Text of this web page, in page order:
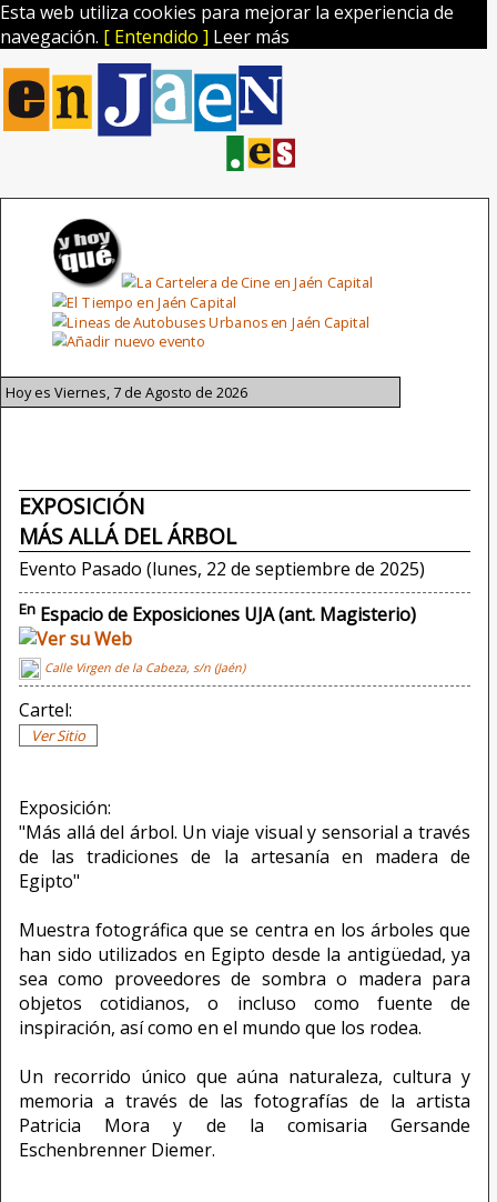
Esta web utiliza cookies para mejorar la experiencia de
navegación. [ Entendido ] Leer más
Hoy es Viernes, 7 de Agosto de 2026
EXPOSICIÓN
MÁS ALLÁ DEL ÁRBOL
Evento Pasado (lunes, 22 de septiembre de 2025)
En Espacio de Exposiciones UJA (ant. Magisterio)
Calle Virgen de la Cabeza, s/n (Jaén)
Cartel:
Ver Sitio
Exposición:
"Más allá del árbol. Un viaje visual y sensorial a través
de las tradiciones de la artesanía en madera de
Egipto"
Muestra fotográfica que se centra en los árboles que
han sido utilizados en Egipto desde la antigüedad, ya
sea como proveedores de sombra o madera para
objetos cotidianos, o incluso como fuente de
inspiración, así como en el mundo que los rodea.
Un recorrido único que aúna naturaleza, cultura y
memoria a través de las fotografías de la artista
Patricia Mora y de la comisaria Gersande
Eschenbrenner Diemer.